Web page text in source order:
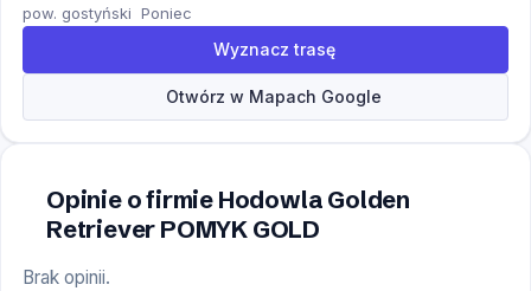
pow. gostyński Poniec
Wyznacz trasę
Otwórz w Mapach Google
Opinie o firmie Hodowla Golden
Retriever POMYK GOLD
Brak opinii.